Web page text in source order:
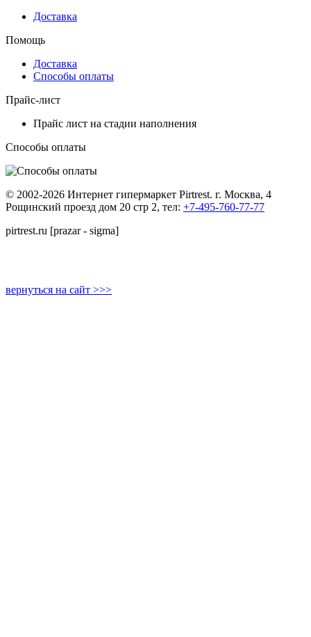
Доставка
Помощь
Доставка
Способы оплаты
Прайс-лист
Прайс лист на стадии наполнения
Способы оплаты
© 2002-2026 Интернет гипермаркет Pirtrest. г. Москва, 4
Рощинский проезд дом 20 стр 2, тел: +7-495-760-77-77
pirtrest.ru [prazar - sigma]
вернуться на сайт >>>